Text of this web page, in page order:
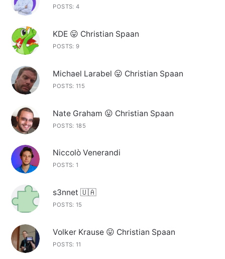
POSTS: 4
KDE 😛 Christian Spaan
POSTS: 9
Michael Larabel 😛 Christian Spaan
POSTS: 115
Nate Graham 😛 Christian Spaan
POSTS: 185
Niccolò Venerandi
POSTS: 1
s3nnet 🇺🇦
POSTS: 15
Volker Krause 😛 Christian Spaan
POSTS: 11